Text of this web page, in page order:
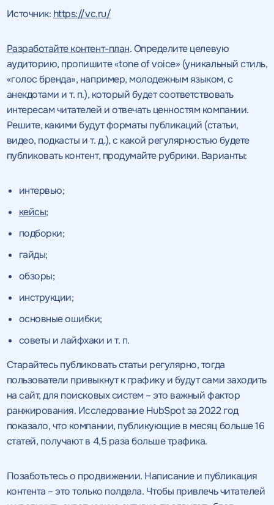
Источник: https://vc.ru/
Разработайте контент-план. Определите целевую
аудиторию, пропишите «tone of voice» (уникальный стиль,
«голос бренда», например, молодежным языком, с
анекдотами и т. п.), который будет соответствовать
интересам читателей и отвечать ценностям компании.
Решите, какими будут форматы публикаций (статьи,
видео, подкасты и т. д.), с какой регулярностью будете
публиковать контент, продумайте рубрики. Варианты:
интервью;
кейсы;
подборки;
гайды;
обзоры;
инструкции;
основные ошибки;
советы и лайфхаки и т. п.
Старайтесь публиковать статьи регулярно, тогда
пользователи привыкнут к графику и будут сами заходить
на сайт, для поисковых систем – это важный фактор
ранжирования. Исследование HubSpot за 2022 год
показало, что компании, публикующие в месяц больше 16
статей, получают в 4,5 раза больше трафика.
Позаботьтесь о продвижении. Написание и публикация
контента – это только полдела. Чтобы привлечь читателей
Получить
предложение
Нажимая на кнопку, "получить
предложение" вы даете согласие
на обработку персональных
данных
и соглашаетесь c
политикой конфиденциальности
Получить
предложение
Нажимая на кнопку, "получить
предложение" вы даете согласие
на обработку персональных
данных
и соглашаетесь c
политикой конфиденциальности
ПРОВЕСТИ АУДИТ
на
обработку персональных данныхи соглашаетесь c
политикой конфиденциальности
Нажимая на кнопку, "Перезвонить" вы даете согласие